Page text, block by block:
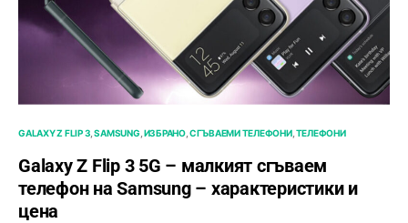
GALAXY Z FLIP 3 SAMSUNG ИЗБРАНО СГЪВАЕМИ ТЕЛЕФОНИ ТЕЛЕФОНИ
Galaxy Z Flip 3 5G – малкият сгъваем
телефон на Samsung – характеристики и
цена